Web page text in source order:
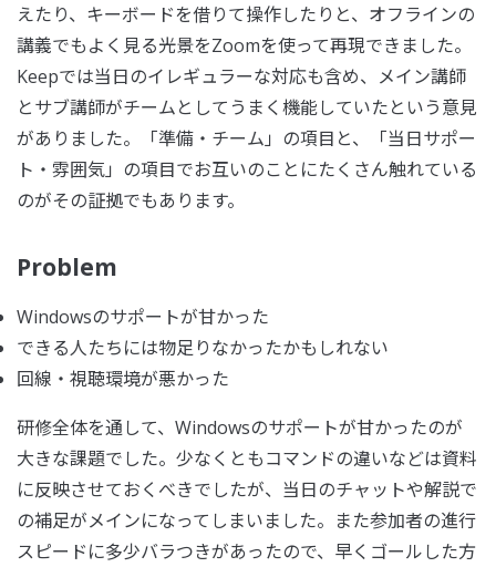
えたり、キーボードを借りて操作したりと、オフラインの
講義でもよく見る光景をZoomを使って再現できました。
Keepでは当日のイレギュラーな対応も含め、メイン講師
とサブ講師がチームとしてうまく機能していたという意見
がありました。「準備・チーム」の項目と、「当日サポー
ト・雰囲気」の項目でお互いのことにたくさん触れている
のがその証拠でもあります。
Problem
Windowsのサポートが甘かった
できる人たちには物足りなかったかもしれない
回線・視聴環境が悪かった
研修全体を通して、Windowsのサポートが甘かったのが
大きな課題でした。少なくともコマンドの違いなどは資料
に反映させておくべきでしたが、当日のチャットや解説で
の補足がメインになってしまいました。また参加者の進行
スピードに多少バラつきがあったので、早くゴールした方